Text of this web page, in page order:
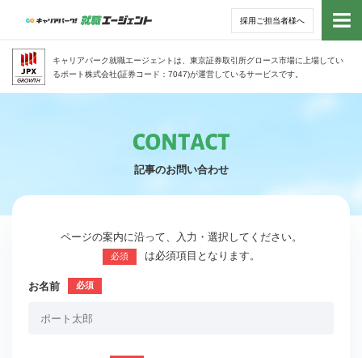
採用ご担当者様へ
キャリアパーク就職エージェントは、東京証券取引所グロース市場に上場してい
るポート株式会社(証券コード：7047)が運営しているサービスです。
トッ
記事のお問い合わせ
ページの案内に沿って、入力・選択してください。
必須 は必須項目となります。
お名前